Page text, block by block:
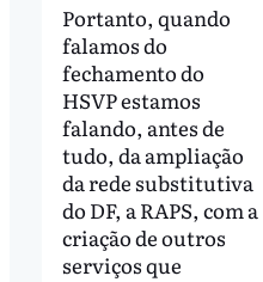
Portanto, quando
falamos do
fechamento do
HSVP estamos
falando, antes de
tudo, da ampliação
da rede substitutiva
do DF, a RAPS, com a
criação de outros
serviços que